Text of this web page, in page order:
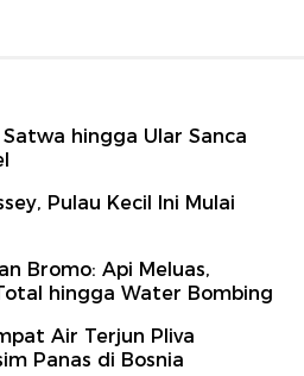
hingga Ular Sanca
Pulau Kecil Ini Mulai
Bromo: Api Meluas,
hingga Water Bombing
Air Terjun Pliva
Panas di Bosnia